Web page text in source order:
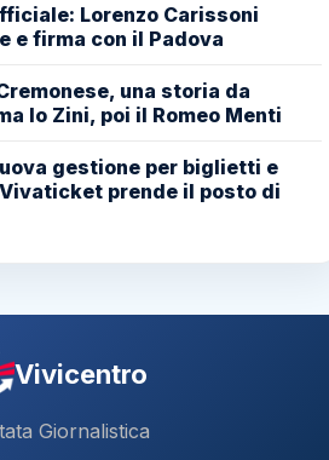
Lorenzo Carissoni
e firma con il Padova
una storia da
lo Zini, poi il Romeo Menti
gestione per biglietti e
prende il posto di
Vivicentro
Giornalistica